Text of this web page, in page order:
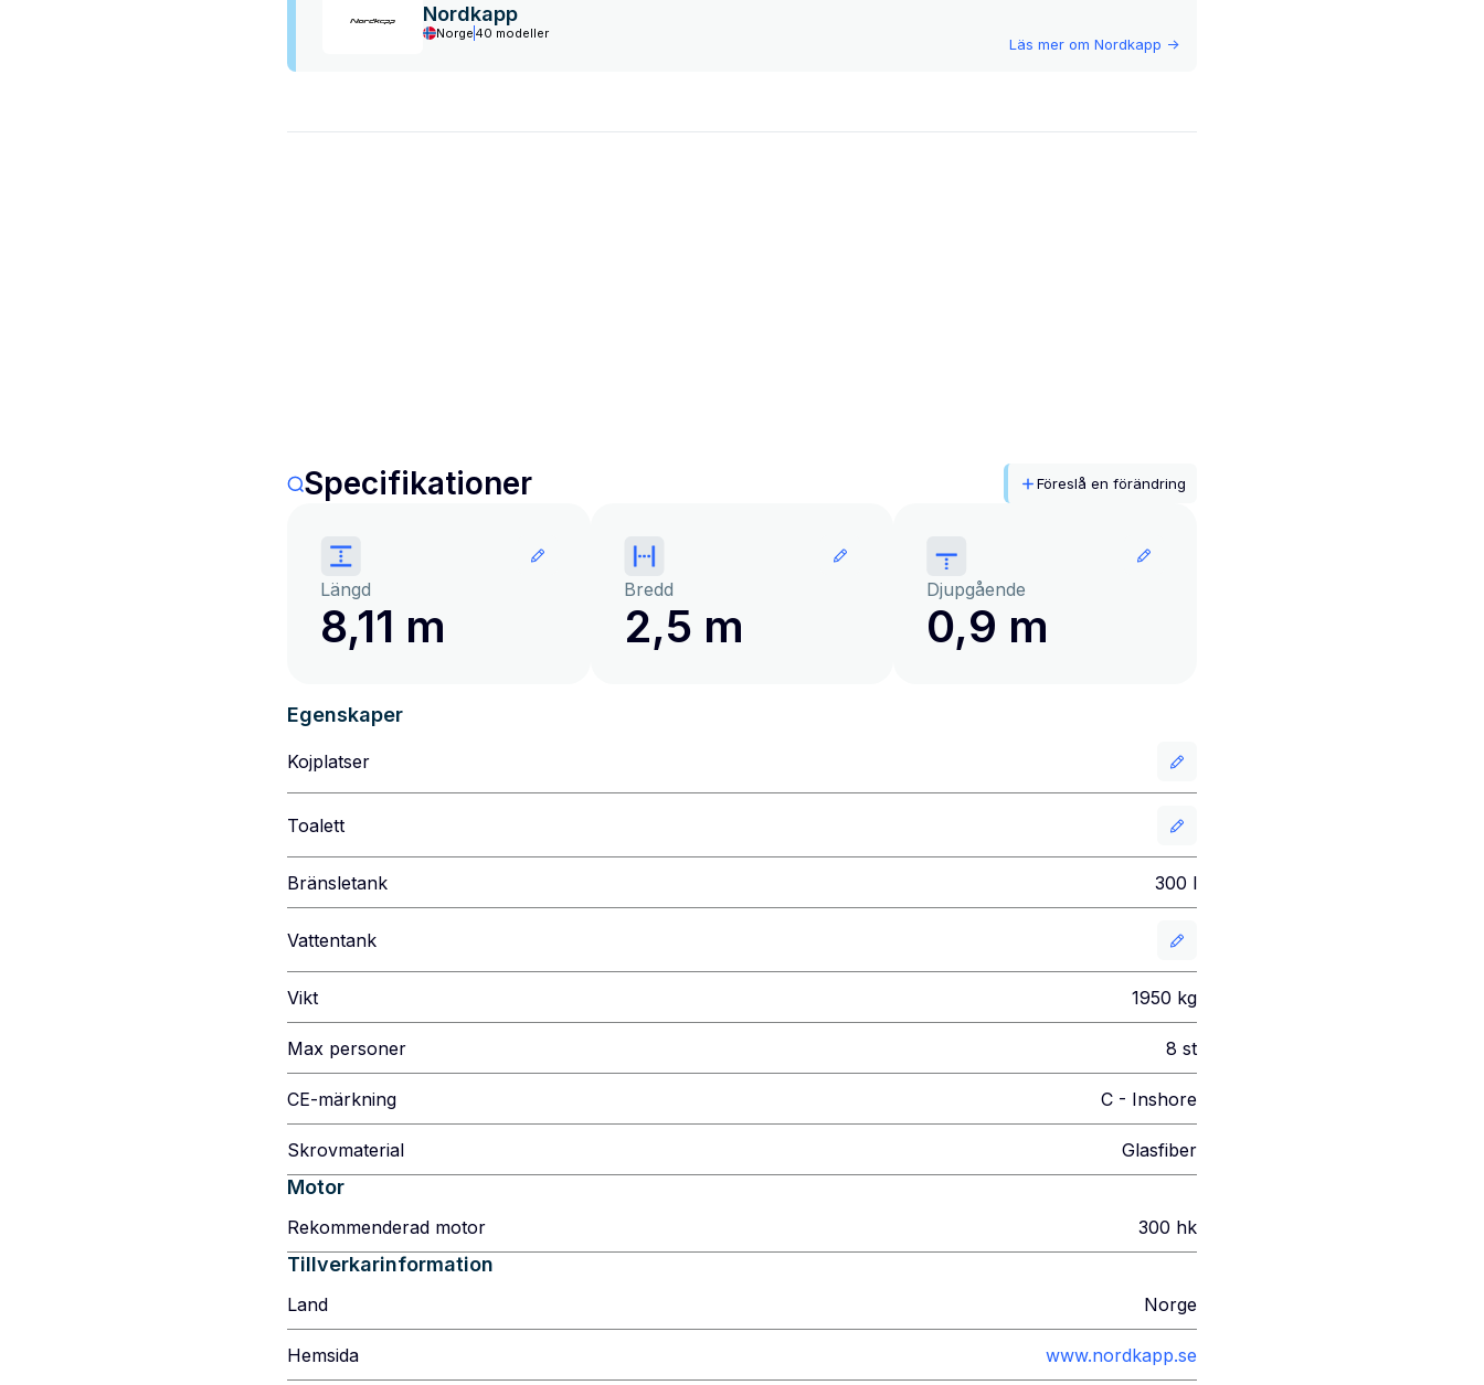
Nordkapp
Norge 40 modeller
Läs mer om Nordkapp ->
Specifikationer Föreslå en förändring
Längd
8,11 m
Bredd
2,5 m
Djupgående
0,9 m
Egenskaper
Kojplatser
Toalett
Bränsletank 300 l
Vattentank
Vikt 1950 kg
Max personer 8 st
CE-märkning C - Inshore
Skrovmaterial Glasfiber
Motor
Rekommenderad motor 300 hk
Tillverkarinformation
Land Norge
Hemsida www.nordkapp.se